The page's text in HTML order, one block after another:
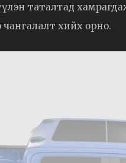
таталтад
хийх орно.